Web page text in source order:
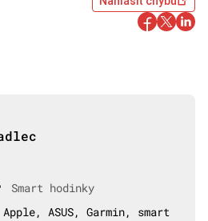
Smart hodinky
ASUS, Garmin, smart